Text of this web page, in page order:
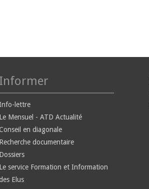
Informer
lettre
Le Mensuel - ATD Actualité
en diagonale
Recherche documentaire
Dossiers
Le service Formation et Information
Elus